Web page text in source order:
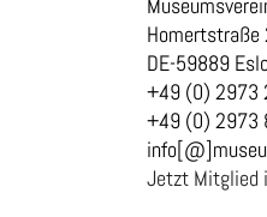
Homertstraße
DE-59889
+49 (0) 2973
+49 (0) 2973
Jetzt Mitglied